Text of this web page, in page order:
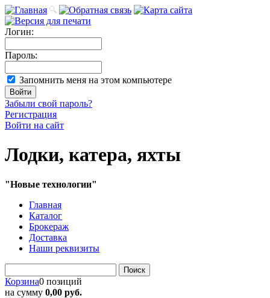
Логин:
Пароль:
Запомнить меня на этом компьютере
Забыли свой пароль?
Регистрация
Войти на сайт
Лодки, катера, яхты
"Новые технологии"
Главная
Каталог
Брокераж
Доставка
Наши реквизиты
Поиск
Корзина0 позиций
на сумму 0,00 руб.